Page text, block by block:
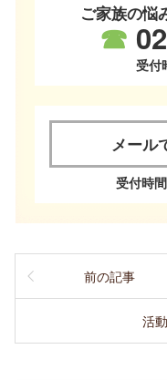
ご家族の悩
☎
受付
メール
受付時
前の記事
活